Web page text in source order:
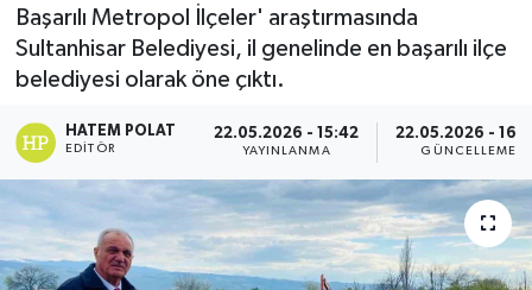
Başarılı Metropol İlçeler' araştırmasında
Sultanhisar Belediyesi, il genelinde en başarılı ilçe
belediyesi olarak öne çıktı.
HATEM POLAT
EDITÖR
22.05.2026 - 15:42
YAYINLANMA
22.05.2026 -
GÜNCELLEME